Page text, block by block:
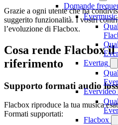
Domande
Evermusic
Evertag
Evervideo
Flacbox
Grazie a ogni utente che ha
suggerito funzionalità. I vostri
l’evoluzione di Flacbox.
Cosa rende Flacbox
riferimento
Supporto formati audio
Flacbox riproduce la tua musica
Formati supportati: